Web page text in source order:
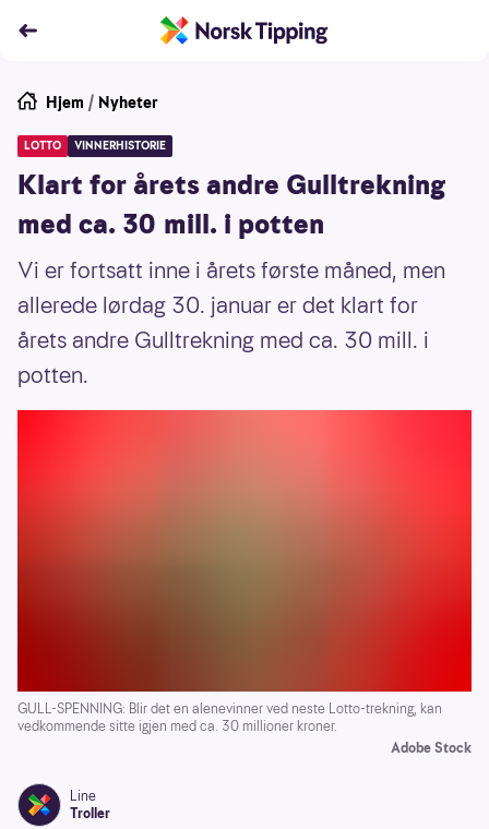
Hjem / Nyheter
LOTTO VINNERHISTORIE
Klart for årets andre Gulltrekning
med ca. 30 mill. i potten
Vi er fortsatt inne i årets første måned, men
allerede lørdag 30. januar er det klart for
årets andre Gulltrekning med ca. 30 mill. i
potten.
GULL-SPENNING: Blir det en alenevinner ved neste Lotto-trekning, kan
vedkommende sitte igjen med ca. 30 millioner kroner.
Adobe Stock
Line
Troller